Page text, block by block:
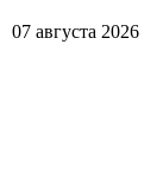
07 августа 2026